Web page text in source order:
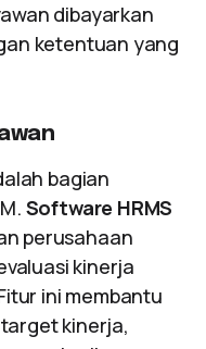
dibayarkan
ketentuan yang
bagian
Software HRMS
perusahaan
kinerja
ini membantu
kinerja,